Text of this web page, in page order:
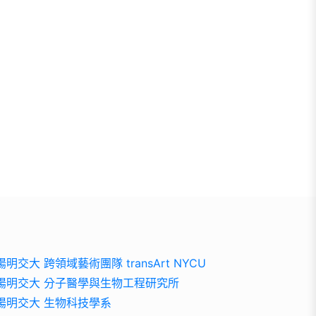
明交大 跨領域藝術團隊 transArt NYCU
明交大 分子醫學與生物工程研究所
明交大 生物科技學系